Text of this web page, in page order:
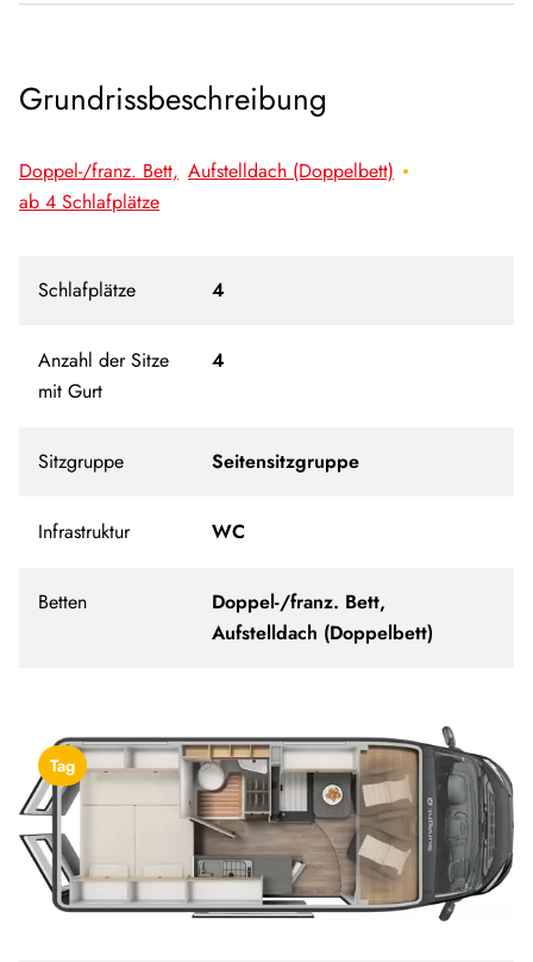
Grundrissbeschreibung
Doppel-/franz. Bett, Aufstelldach (Doppelbett)
ab 4 Schlafplätze
Schlafplätze 4
Anzahl der Sitze
mit Gurt
4
Sitzgruppe Seitensitzgruppe
Infrastruktur WC
Betten
Doppel-/franz. Bett,
Aufstelldach (Doppelbett)
Tag